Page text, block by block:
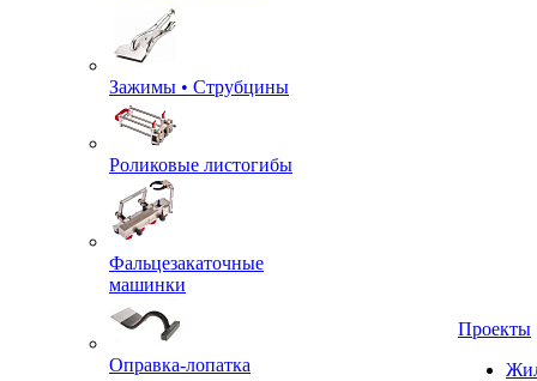
Зажимы • Струбцины
Роликовые листогибы
Фальцезакаточные
машинки
Оправка-лопатка
Проекты